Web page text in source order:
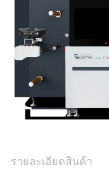
ควบคุม
คุณภาพ
ติดต่อ
รายละเอียดสินค้า